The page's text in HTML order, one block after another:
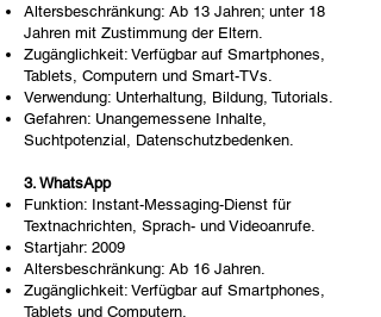
Altersbeschränkung: Ab 13 Jahren; unter 18
Jahren mit Zustimmung der Eltern.
Zugänglichkeit: Verfügbar auf Smartphones,
Tablets, Computern und Smart-TVs.
Verwendung: Unterhaltung, Bildung, Tutorials.
Gefahren: Unangemessene Inhalte,
Suchtpotenzial, Datenschutzbedenken.
3. WhatsApp
Funktion: Instant-Messaging-Dienst für
Textnachrichten, Sprach- und Videoanrufe.
Startjahr: 2009
Altersbeschränkung: Ab 16 Jahren.
Zugänglichkeit: Verfügbar auf Smartphones,
Tablets und Computern.